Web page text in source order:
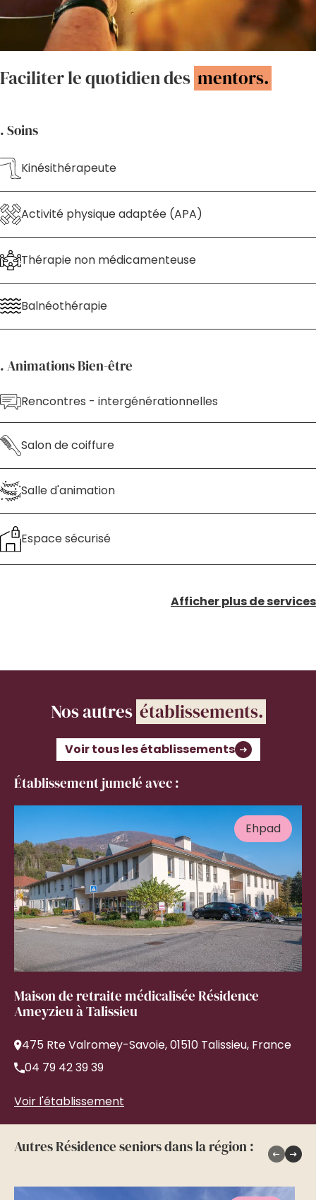
Faciliter le quotidien des mentors.
. Soins
Kinésithérapeute
Activité physique adaptée (APA)
Thérapie non médicamenteuse
Balnéothérapie
. Animations Bien-être
Rencontres - intergénérationnelles
Salon de coiffure
Salle d'animation
Espace sécurisé
Afficher plus de services
Nos autres établissements.
Voir tous les établissements
Établissement jumelé avec :
Ehpad
Maison de retraite médicalisée Résidence
Ameyzieu à Talissieu
475 Rte Valromey-Savoie, 01510 Talissieu, France
04 79 42 39 39
Voir l'établissement
Autres Résidence seniors dans la région :